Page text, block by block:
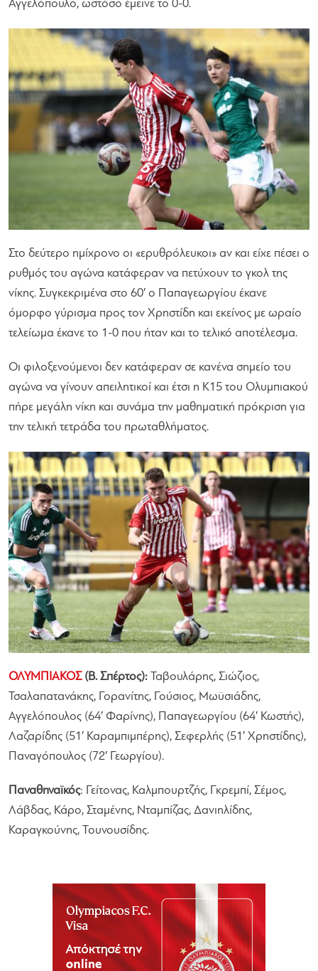
Αγγελόπουλο, ωστόσο έμεινε το 0-0.
Στο δεύτερο ημίχρονο οι «ερυθρόλευκοι» αν και είχε πέσει ο
ρυθμός του αγώνα κατάφεραν να πετύχουν το γκολ της
νίκης. Συγκεκριμένα στο 60′ ο Παπαγεωργίου έκανε
όμορφο γύρισμα προς τον Χρηστίδη και εκείνος με ωραίο
τελείωμα έκανε το 1-0 που ήταν και το τελικό αποτέλεσμα.
Οι φιλοξενούμενοι δεν κατάφεραν σε κανένα σημείο του
αγώνα να γίνουν απειλητικοί και έτσι η Κ15 του Ολυμπιακού
πήρε μεγάλη νίκη και συνάμα την μαθηματική πρόκριση για
την τελική τετράδα του πρωταθλήματος.
ΟΛΥΜΠΙΑΚΟΣ(Β. Σπέρτος): Ταβουλάρης, Σιώζιος,
Τσαλαπατανάκης, Γορανίτης, Γούσιος, Μωϋσιάδης,
Αγγελόπουλος (64′ Φαρίνης), Παπαγεωργίου (64′ Κωστής),
Λαζαρίδης (51′ Καραμπιμπέρης), Σεφερλής (51′ Χρηστίδης),
Παναγόπουλος (72′ Γεωργίου).
Παναθηναϊκός: Γείτονας, Καλμπουρτζής, Γκρεμπί, Σέμος,
Λάβδας, Κάρο, Σταμένης, Νταμπίζας, Δανιηλίδης,
Καραγκούνης, Τουνουσίδης.